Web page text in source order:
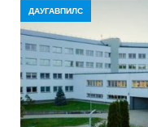
ДАУГАВПИЛС